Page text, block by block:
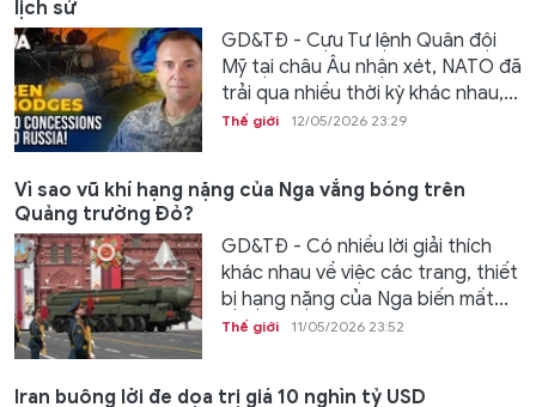
lịch sử
GD&TĐ - Cựu Tư lệnh Quân đội
Mỹ tại châu Âu nhận xét, NATO đã
trải qua nhiều thời kỳ khác nhau,...
Thế giới 12/05/2026 23:29
Vì sao vũ khí hạng nặng của Nga vắng bóng trên
Quảng trường Đỏ?
GD&TĐ - Có nhiều lời giải thích
khác nhau về việc các trang, thiết
bị hạng nặng của Nga biến mất...
Thế giới 11/05/2026 23:52
Iran buông lời đe dọa trị giá 10 nghìn tỷ USD